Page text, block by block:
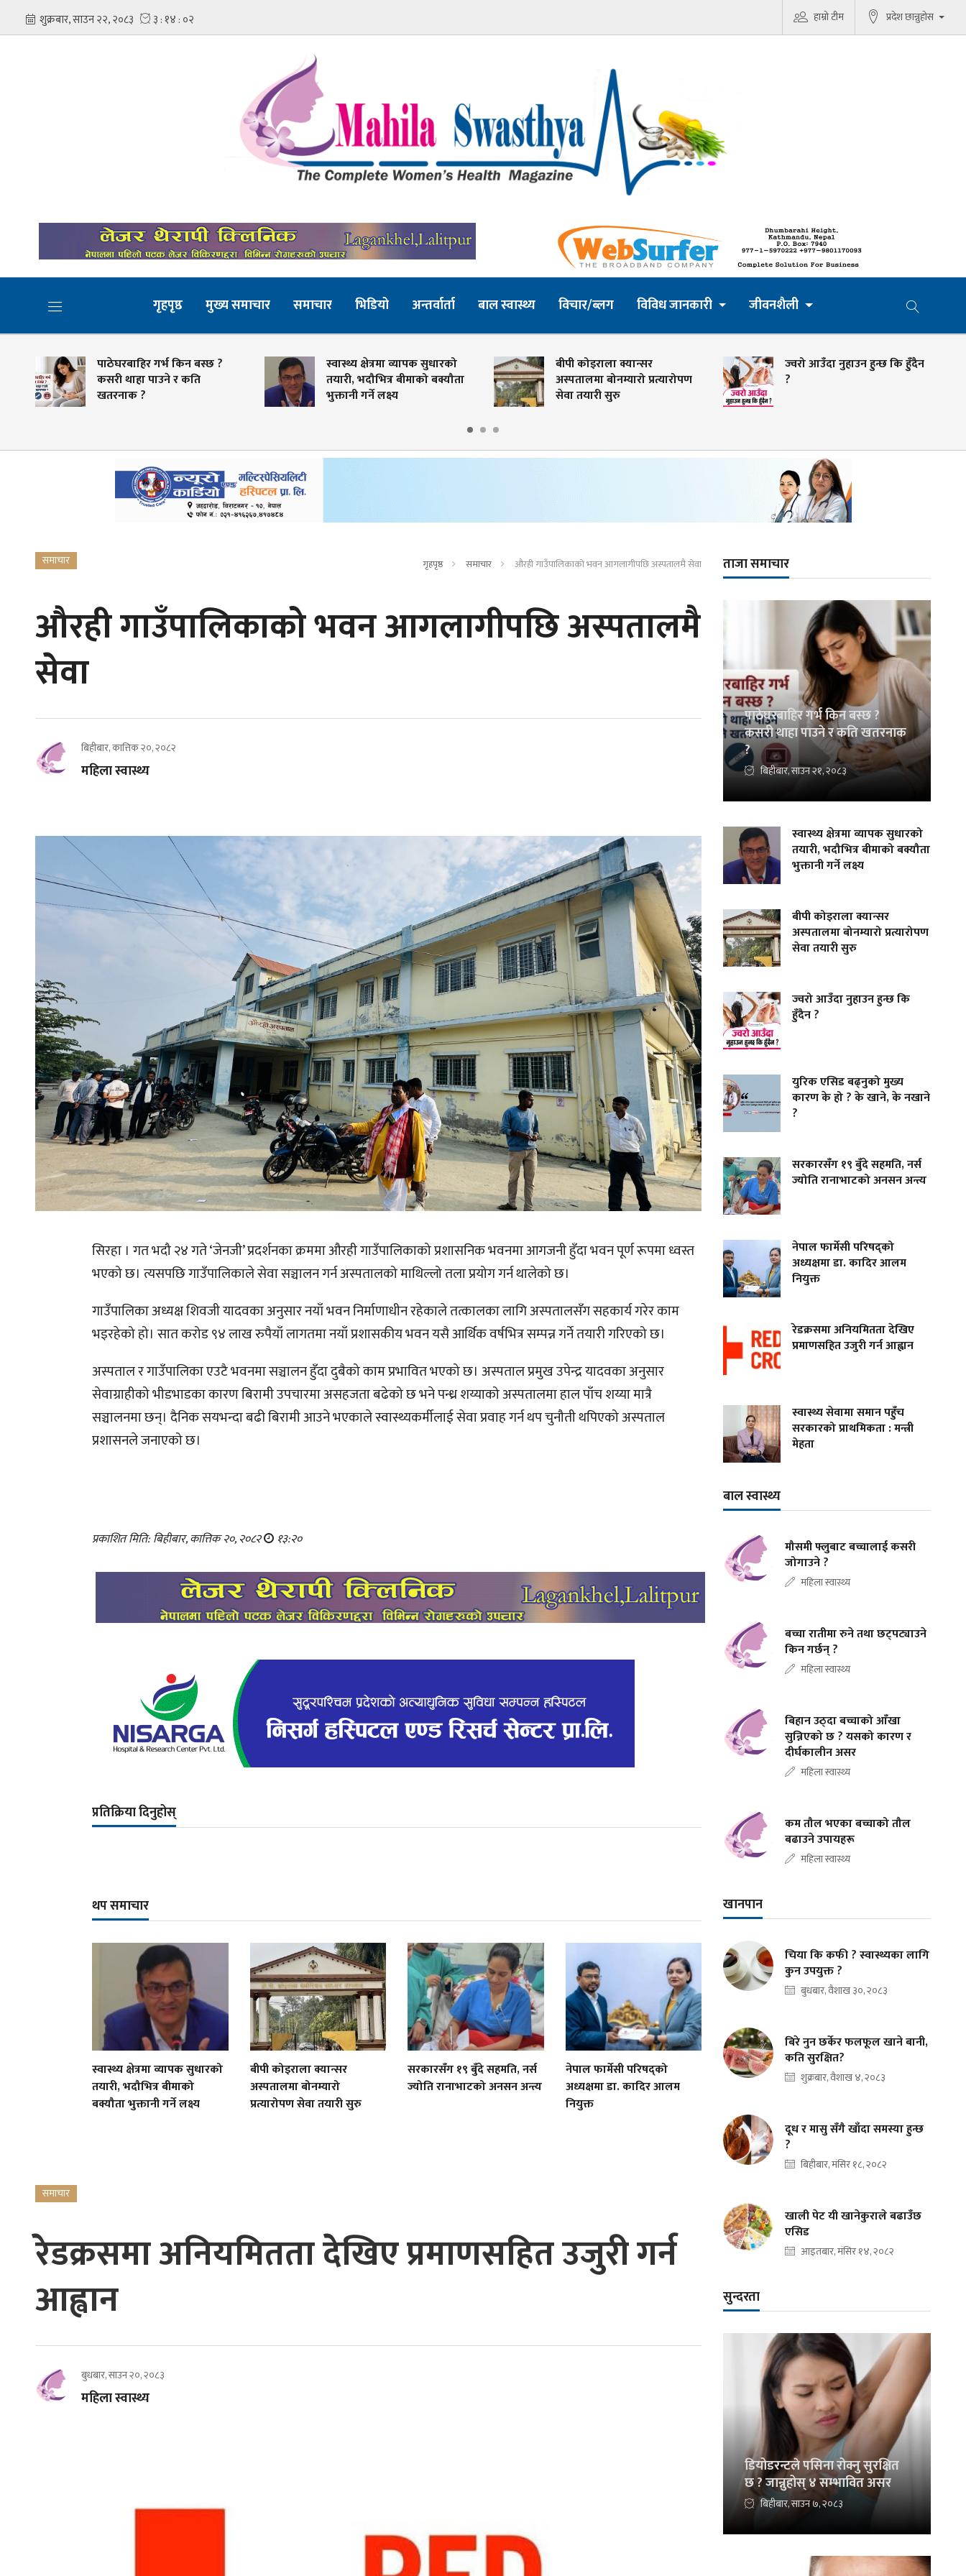
हाम्रो टीम प्रदेश छान्नुहोस
गृहपृष्ठ मुख्य समाचार समाचार भिडियो अन्तर्वार्ता बाल स्वास्थ्य विचार/ब्लग विविध जानकारी जीवनशैली
पाठेघरबाहिर गर्भ किन बस्छ ?
कसरी थाहा पाउने र कति
खतरनाक ?
स्वास्थ्य क्षेत्रमा व्यापक सुधारको
तयारी, भदौभित्र बीमाको बक्यौता
भुक्तानी गर्ने लक्ष्य
बीपी कोइराला क्यान्सर
अस्पतालमा बोनम्यारो प्रत्यारोपण
सेवा तयारी सुरु
ज्वरो आउँदा नुहाउन हुन्छ कि हुँदैन
?
समाचार गृहपृष्ठ समाचार औरही गाउँपालिकाको भवन आगलागीपछि अस्पतालमै सेवा
औरही गाउँपालिकाको भवन आगलागीपछि अस्पतालमै
सेवा
बिहीबार, कात्तिक २०, २०८२
महिला स्वास्थ्य
सिरहा । गत भदौ २४ गते ‘जेनजी’ प्रदर्शनका क्रममा औरही गाउँपालिकाको प्रशासनिक भवनमा आगजनी हुँदा भवन पूर्ण रूपमा ध्वस्त
भएको छ। त्यसपछि गाउँपालिकाले सेवा सञ्चालन गर्न अस्पतालको माथिल्लो तला प्रयोग गर्न थालेको छ।
गाउँपालिका अध्यक्ष शिवजी यादवका अनुसार नयाँ भवन निर्माणाधीन रहेकाले तत्कालका लागि अस्पतालसँग सहकार्य गरेर काम
भइरहेको हो। सात करोड ९४ लाख रुपैयाँ लागतमा नयाँ प्रशासकीय भवन यसै आर्थिक वर्षभित्र सम्पन्न गर्ने तयारी गरिएको छ।
अस्पताल र गाउँपालिका एउटै भवनमा सञ्चालन हुँदा दुबैको काम प्रभावित भएको छ। अस्पताल प्रमुख उपेन्द्र यादवका अनुसार
सेवाग्राहीको भीडभाडका कारण बिरामी उपचारमा असहजता बढेको छ भने पन्ध्र शय्याको अस्पतालमा हाल पाँच शय्या मात्रै
सञ्चालनमा छन्। दैनिक सयभन्दा बढी बिरामी आउने भएकाले स्वास्थ्यकर्मीलाई सेवा प्रवाह गर्न थप चुनौती थपिएको अस्पताल
प्रशासनले जनाएको छ।
प्रकाशित मिति: बिहीबार, कात्तिक २०, २०८२ १३:२०
प्रतिक्रिया दिनुहोस्
थप समाचार
स्वास्थ्य क्षेत्रमा व्यापक सुधारको
तयारी, भदौभित्र बीमाको
बक्यौता भुक्तानी गर्ने लक्ष्य
बीपी कोइराला क्यान्सर
अस्पतालमा बोनम्यारो
प्रत्यारोपण सेवा तयारी सुरु
सरकारसँग १९ बुँदे सहमति, नर्स
ज्योति रानाभाटको अनसन अन्त्य
नेपाल फार्मेसी परिषद्को
अध्यक्षमा डा. कादिर आलम
नियुक्त
समाचार
रेडक्रसमा अनियमितता देखिए प्रमाणसहित उजुरी गर्न
आह्वान
बुधबार, साउन २०, २०८३
महिला स्वास्थ्य
ताजा समाचार
पाठेघरबाहिर गर्भ किन बस्छ ?
कसरी थाहा पाउने र कति खतरनाक
?
बिहीबार, साउन २१, २०८३
स्वास्थ्य क्षेत्रमा व्यापक सुधारको
तयारी, भदौभित्र बीमाको बक्यौता
भुक्तानी गर्ने लक्ष्य
बीपी कोइराला क्यान्सर
अस्पतालमा बोनम्यारो प्रत्यारोपण
सेवा तयारी सुरु
ज्वरो आउँदा नुहाउन हुन्छ कि
हुँदैन ?
युरिक एसिड बढ्नुको मुख्य
कारण के हो ? के खाने, के नखाने
?
सरकारसँग १९ बुँदे सहमति, नर्स
ज्योति रानाभाटको अनसन अन्त्य
नेपाल फार्मेसी परिषद्को
अध्यक्षमा डा. कादिर आलम
नियुक्त
रेडक्रसमा अनियमितता देखिए
प्रमाणसहित उजुरी गर्न आह्वान
स्वास्थ्य सेवामा समान पहुँच
सरकारको प्राथमिकता : मन्त्री
मेहता
बाल स्वास्थ्य
मौसमी फ्लुबाट बच्चालाई कसरी
जोगाउने ?
महिला स्वास्थ्य
बच्चा रातीमा रुने तथा छट्पट्याउने
किन गर्छन् ?
महिला स्वास्थ्य
बिहान उठ्दा बच्चाको आँखा
सुन्निएको छ ? यसको कारण र
दीर्घकालीन असर
महिला स्वास्थ्य
कम तौल भएका बच्चाको तौल
बढाउने उपायहरू
महिला स्वास्थ्य
खानपान
चिया कि कफी ? स्वास्थ्यका लागि
कुन उपयुक्त ?
बुधबार, वैशाख ३०, २०८३
बिरे नुन छर्केर फलफूल खाने बानी,
कति सुरक्षित?
शुक्रबार, वैशाख ४, २०८३
दूध र मासु सँगै खाँदा समस्या हुन्छ
?
बिहीबार, मंसिर १८, २०८२
खाली पेट यी खानेकुराले बढाउँछ
एसिड
आइतबार, मंसिर १४, २०८२
सुन्दरता
डियोडरन्टले पसिना रोक्नु सुरक्षित
छ ? जान्नुहोस् ४ सम्भावित असर
बिहीबार, साउन ७, २०८३